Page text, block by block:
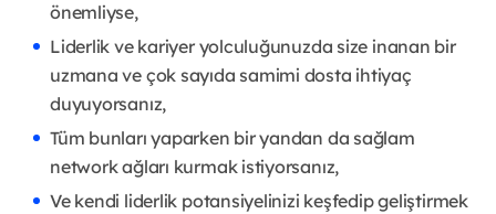
önemliyse,
Liderlik ve kariyer yolculuğunuzda size inanan bir
uzmana ve çok sayıda samimi dosta ihtiyaç
duyuyorsanız,
Tüm bunları yaparken bir yandan da sağlam
network ağları kurmak istiyorsanız,
Ve kendi liderlik potansiyelinizi keşfedip geliştirmek